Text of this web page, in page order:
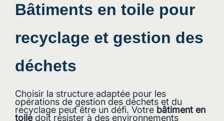
Bâtiments en toile pour
recyclage et gestion des
déchets
Choisir la structure adaptée pour les
opérations de gestion des déchets et du
recyclage peut être un défi. Votre bâtiment en
toiledoit résister à des environnements